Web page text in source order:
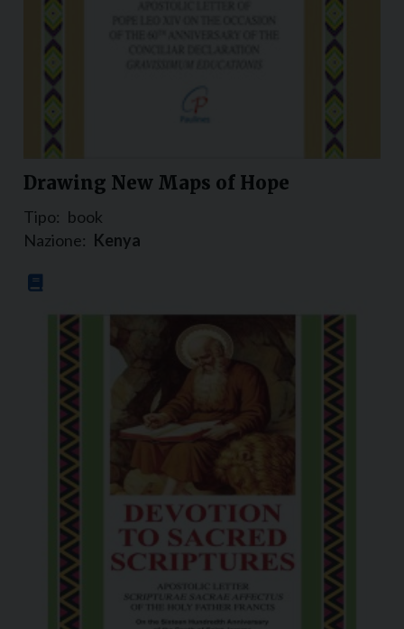
Drawing New Maps of Hope
Tipo: book
Nazione: Kenya